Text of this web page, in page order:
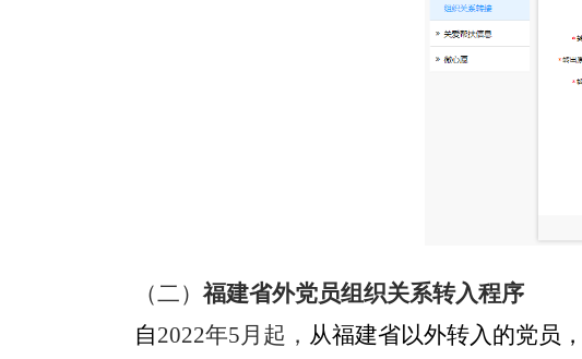
（二）福建省外党员组织关系转入程序
自2022年5月起， 从福建省以外转入的党员